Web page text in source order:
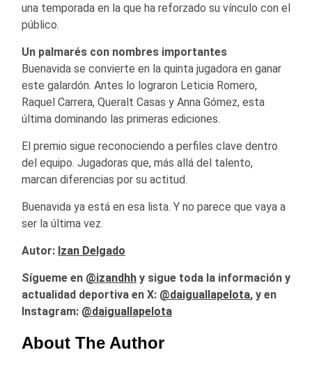
una temporada en la que ha reforzado su vínculo con el
público.
Un palmarés con nombres importantes
Buenavida se convierte en la quinta jugadora en ganar
este galardón. Antes lo lograron Leticia Romero,
Raquel Carrera, Queralt Casas y Anna Gómez, esta
última dominando las primeras ediciones.
El premio sigue reconociendo a perfiles clave dentro
del equipo. Jugadoras que, más allá del talento,
marcan diferencias por su actitud.
Buenavida ya está en esa lista. Y no parece que vaya a
ser la última vez.
Autor: Izan Delgado
Sígueme en @izandhh y sigue toda la información y
actualidad deportiva en X: @daiguallapelota, y en
Instagram: @daiguallapelota
About The Author